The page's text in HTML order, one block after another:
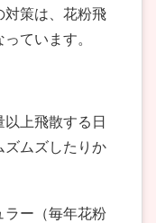
対策は、花粉飛
ています。
上飛散する日
ズムズしたりか
ラー（毎年花粉